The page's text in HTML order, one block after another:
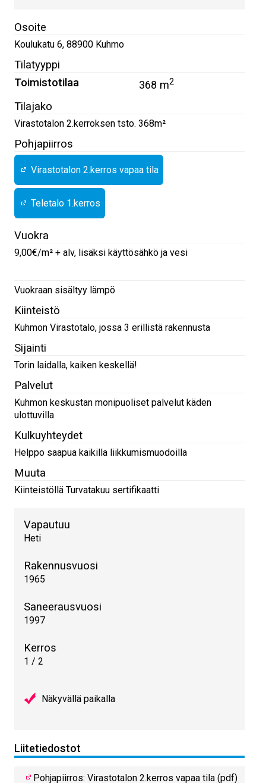
Osoite
Koulukatu 6, 88900 Kuhmo
Tilatyyppi
Toimistotilaa
368 m2
Tilajako
Virastotalon 2.kerroksen tsto. 368m²
Pohjapiirros
Virastotalon 2.kerros vapaa tila
Teletalo 1.kerros
Vuokra
9,00€/m² + alv, lisäksi käyttösähkö ja vesi
Vuokraan sisältyy lämpö
Kiinteistö
Kuhmon Virastotalo, jossa 3 erillistä rakennusta
Sijainti
Torin laidalla, kaiken keskellä!
Palvelut
Kuhmon keskustan monipuoliset palvelut käden
ulottuvilla
Kulkuyhteydet
Helppo saapua kaikilla liikkumismuodoilla
Muuta
Kiinteistöllä Turvatakuu sertifikaatti
Vapautuu
Heti
Rakennusvuosi
1965
Saneerausvuosi
1997
Kerros
1 / 2
Näkyvällä paikalla
Liitetiedostot
Pohjapiirros: Virastotalon 2.kerros vapaa tila (pdf)